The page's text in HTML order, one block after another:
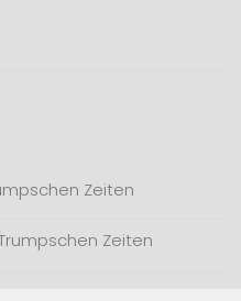
Zeiten
Zeiten